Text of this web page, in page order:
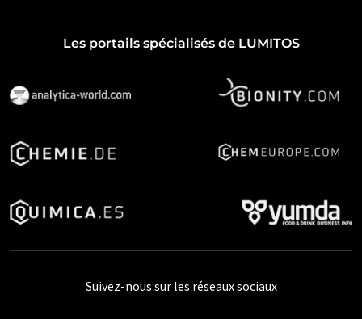
Les portails spécialisés de LUMITOS
Suivez-nous sur les réseaux sociaux